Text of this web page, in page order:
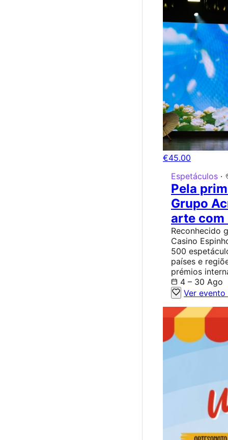
€45.00
Espetáculos ·
Pela
Grupo
arte com
Reconhecido
Casino
500
países e
prémios
4 – 30 Ago
Ver